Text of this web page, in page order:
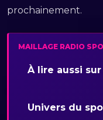
prochainement.
MAILLAGE RADIO
À lire aussi
Univers du